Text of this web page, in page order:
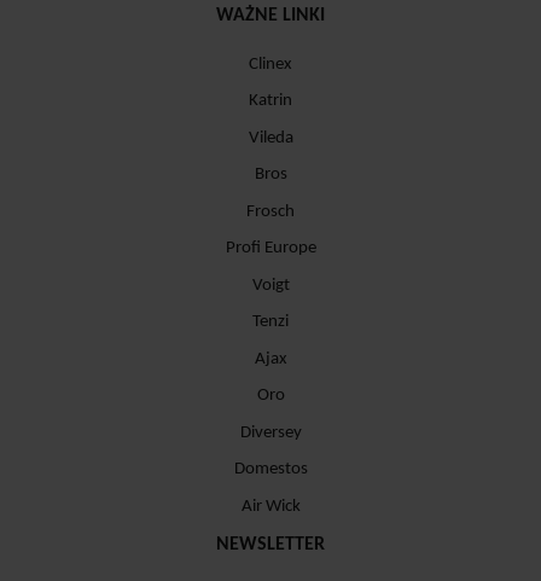
WAŻNE LINKI
Clinex
Katrin
Vileda
Bros
Frosch
Profi Europe
Voigt
Tenzi
Ajax
Oro
Diversey
Domestos
Air Wick
NEWSLETTER